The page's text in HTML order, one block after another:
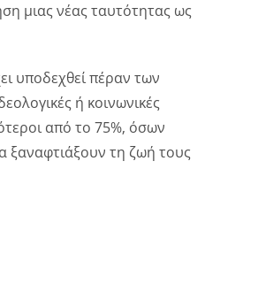
μιας νέας ταυτότητας ως
υποδεχθεί πέραν των
ή κοινωνικές
από το 75%, όσων
τη ζωή τους